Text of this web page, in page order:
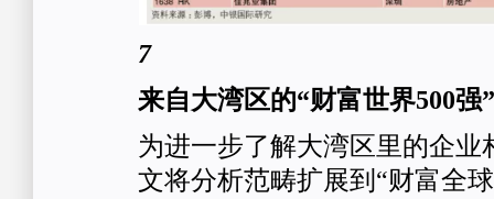
7
来自大湾区的“财富世界500强
为进一步了解大湾区里的企业
文将分析范畴扩展到“财富全